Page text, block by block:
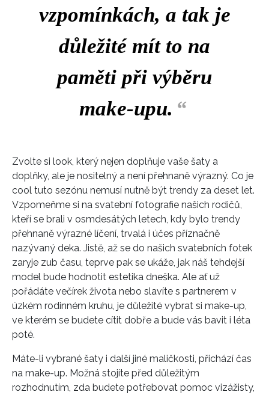
vzpomínkách, a tak je
důležité mít to na
paměti při výběru
make-upu. “
Zvolte si look, který nejen doplňuje vaše šaty a
doplňky, ale je nositelný a není přehnaně výrazný. Co je
cool tuto sezónu nemusí nutně být trendy za deset let.
Vzpomeňme si na svatební fotografie našich rodičů,
kteří se brali v osmdesátých letech, kdy bylo trendy
přehnaně výrazné líčení, trvalá i účes příznačně
nazývaný deka. Jistě, až se do našich svatebních fotek
zaryje zub času, teprve pak se ukáže, jak náš tehdejší
model bude hodnotit estetika dneška. Ale ať už
pořádáte večírek života nebo slavíte s partnerem v
úzkém rodinném kruhu, je důležité vybrat si make-up,
ve kterém se budete cítit dobře a bude vás bavit i léta
poté.
Máte-li vybrané šaty i další jiné maličkosti, přichází čas
na make-up. Možná stojíte před důležitým
rozhodnutím, zda budete potřebovat pomoc vizážisty,